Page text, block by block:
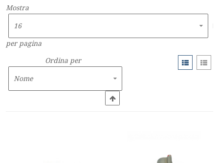
Mostra
per pagina
Ordina per